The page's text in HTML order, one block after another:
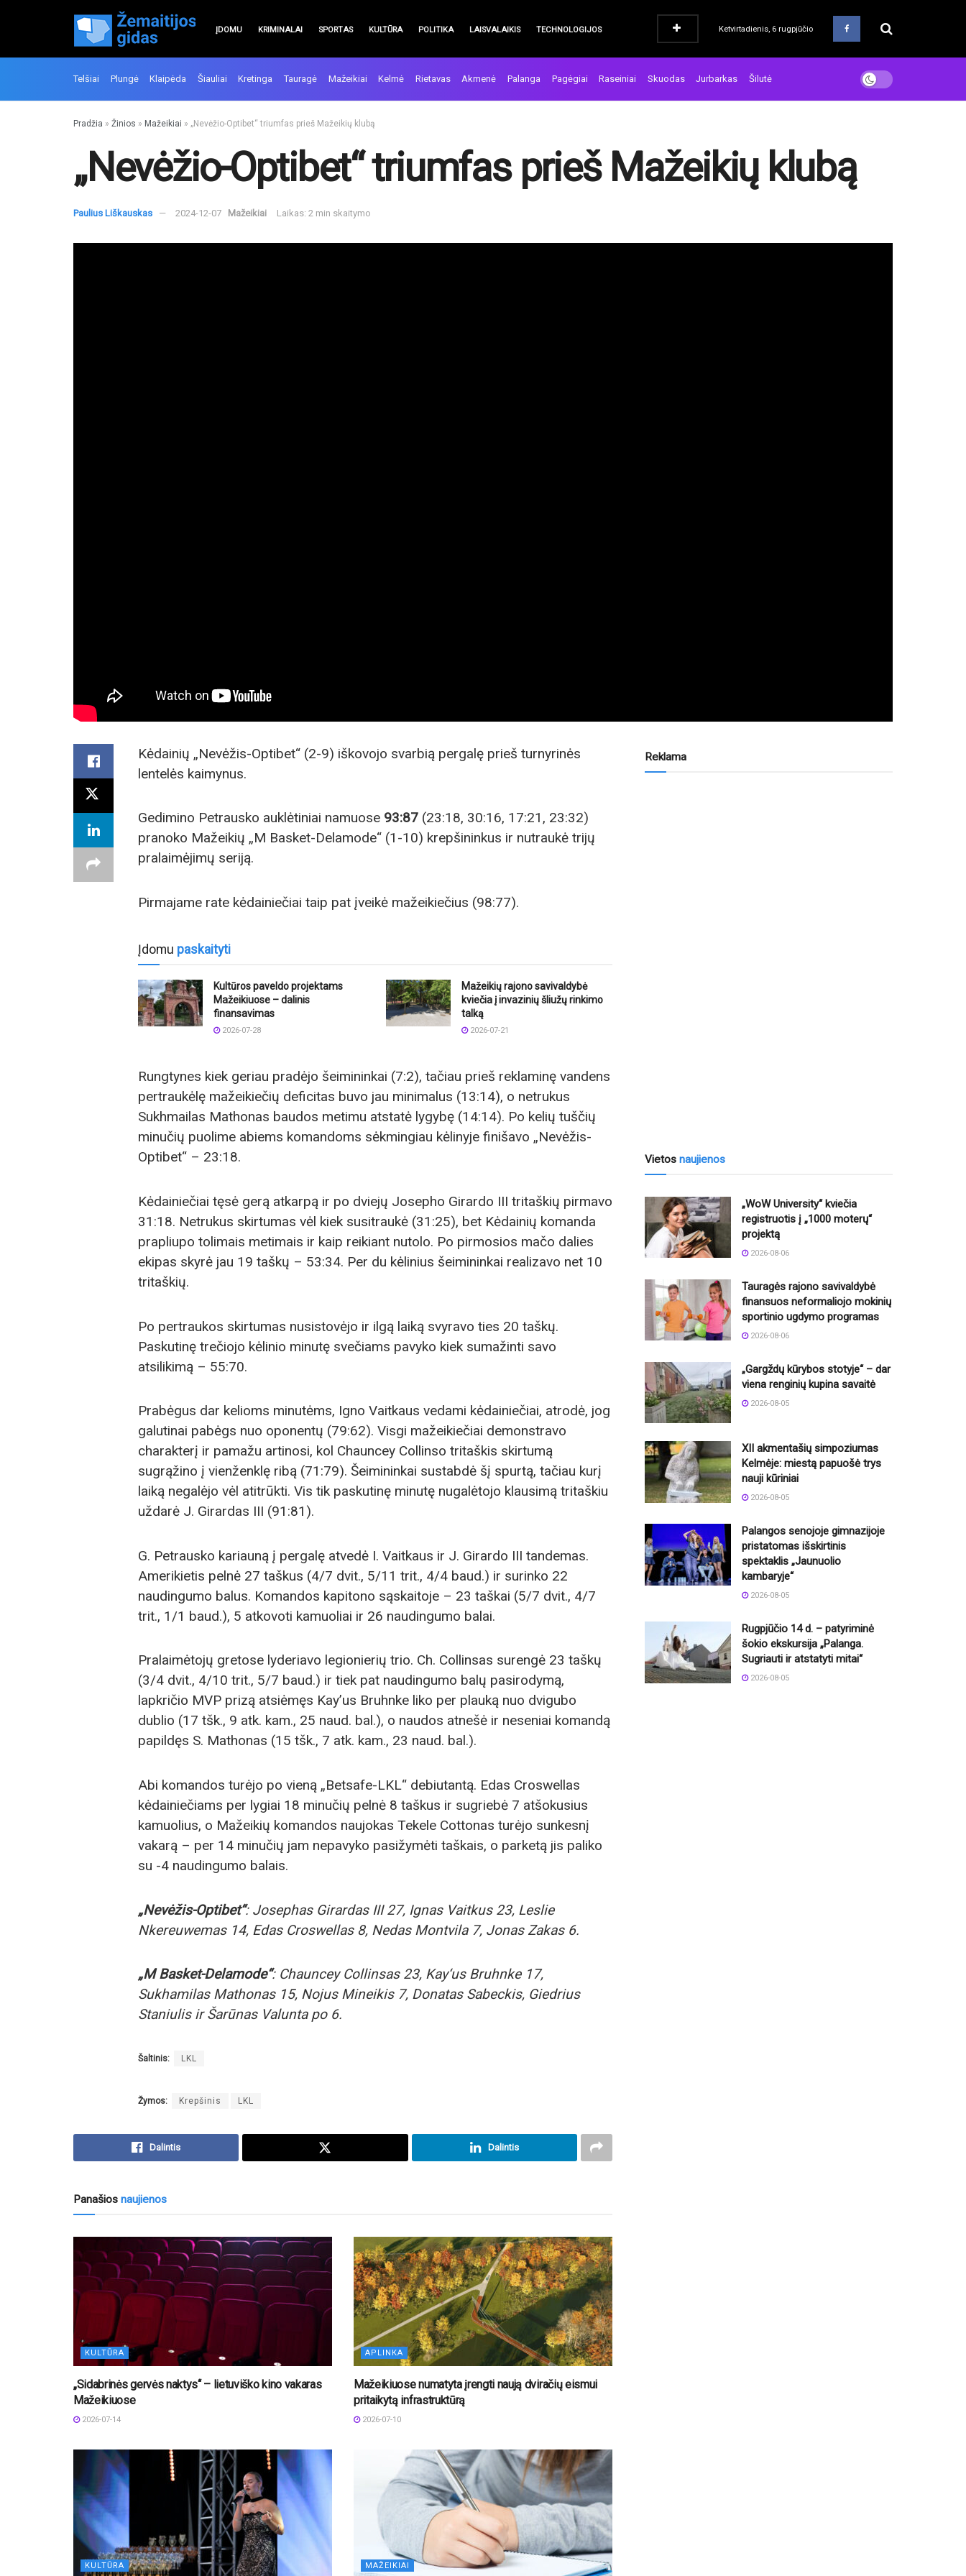
ĮDOMU KRIMINALAI SPORTAS KULTŪRA POLITIKA LAISVALAIKIS TECHNOLOGIJOS Ketvirtadienis, 6 rugpjūčio
Telšiai Plungė Klaipėda Šiauliai Kretinga Tauragė Mažeikiai Kelmė Rietavas Akmenė Palanga Pagėgiai Raseiniai Skuodas Jurbarkas Šilutė
Pradžia » Žinios » Mažeikiai » „Nevėžio-Optibet“ triumfas prieš Mažeikių klubą
„Nevėžio-Optibet“ triumfas prieš Mažeikių klubą
Paulius Liškauskas 2024-12-07 Mažeikiai Laikas: 2 min skaitymo
Kėdainių „Nevėžis-Optibet“ (2-9) iškovojo svarbią pergalę prieš turnyrinės
lentelės kaimynus.
Gedimino Petrausko auklėtiniai namuose 93:87 (23:18, 30:16, 17:21, 23:32)
pranoko Mažeikių „M Basket-Delamode“ (1-10) krepšininkus ir nutraukė trijų
pralaimėjimų seriją.
Pirmajame rate kėdainiečiai taip pat įveikė mažeikiečius (98:77).
Įdomu paskaityti
Kultūros paveldo projektams
Mažeikiuose – dalinis
finansavimas
2026-07-28
Mažeikių rajono savivaldybė
kviečia į invazinių šliužų rinkimo
talką
2026-07-21
Rungtynes kiek geriau pradėjo šeimininkai (7:2), tačiau prieš reklaminę vandens
pertraukėlę mažeikiečių deficitas buvo jau minimalus (13:14), o netrukus
Sukhmailas Mathonas baudos metimu atstatė lygybę (14:14). Po kelių tuščių
minučių puolime abiems komandoms sėkmingiau kėlinyje finišavo „Nevėžis-
Optibet“ – 23:18.
Kėdainiečiai tęsė gerą atkarpą ir po dviejų Josepho Girardo III tritaškių pirmavo
31:18. Netrukus skirtumas vėl kiek susitraukė (31:25), bet Kėdainių komanda
prapliupo tolimais metimais ir kaip reikiant nutolo. Po pirmosios mačo dalies
ekipas skyrė jau 19 taškų – 53:34. Per du kėlinius šeimininkai realizavo net 10
tritaškių.
Po pertraukos skirtumas nusistovėjo ir ilgą laiką svyravo ties 20 taškų.
Paskutinę trečiojo kėlinio minutę svečiams pavyko kiek sumažinti savo
atsilikimą – 55:70.
Prabėgus dar kelioms minutėms, Igno Vaitkaus vedami kėdainiečiai, atrodė, jog
galutinai pabėgs nuo oponentų (79:62). Visgi mažeikiečiai demonstravo
charakterį ir pamažu artinosi, kol Chauncey Collinso tritaškis skirtumą
sugrąžino į vienženklę ribą (71:79). Šeimininkai sustabdė šį spurtą, tačiau kurį
laiką negalėjo vėl atitrūkti. Vis tik paskutinę minutę nugalėtojo klausimą tritaškiu
uždarė J. Girardas III (91:81).
G. Petrausko kariauną į pergalę atvedė I. Vaitkaus ir J. Girardo III tandemas.
Amerikietis pelnė 27 taškus (4/7 dvit., 5/11 trit., 4/4 baud.) ir surinko 22
naudingumo balus. Komandos kapitono sąskaitoje – 23 taškai (5/7 dvit., 4/7
trit., 1/1 baud.), 5 atkovoti kamuoliai ir 26 naudingumo balai.
Pralaimėtojų gretose lyderiavo legionierių trio. Ch. Collinsas surengė 23 taškų
(3/4 dvit., 4/10 trit., 5/7 baud.) ir tiek pat naudingumo balų pasirodymą,
lapkričio MVP prizą atsiėmęs Kay’us Bruhnke liko per plauką nuo dvigubo
dublio (17 tšk., 9 atk. kam., 25 naud. bal.), o naudos atnešė ir neseniai komandą
papildęs S. Mathonas (15 tšk., 7 atk. kam., 23 naud. bal.).
Abi komandos turėjo po vieną „Betsafe-LKL“ debiutantą. Edas Croswellas
kėdainiečiams per lygiai 18 minučių pelnė 8 taškus ir sugriebė 7 atšokusius
kamuolius, o Mažeikių komandos naujokas Tekele Cottonas turėjo sunkesnį
vakarą – per 14 minučių jam nepavyko pasižymėti taškais, o parketą jis paliko
su -4 naudingumo balais.
„Nevėžis-Optibet“: Josephas Girardas III 27, Ignas Vaitkus 23, Leslie
Nkereuwemas 14, Edas Croswellas 8, Nedas Montvila 7, Jonas Zakas 6.
„M Basket-Delamode“: Chauncey Collinsas 23, Kay‘us Bruhnke 17,
Sukhamilas Mathonas 15, Nojus Mineikis 7, Donatas Sabeckis, Giedrius
Staniulis ir Šarūnas Valunta po 6.
Šaltinis: LKL
Žymos: Krepšinis LKL
Dalintis Dalintis
Panašios naujienos
KULTŪRA
„Sidabrinės gervės naktys“ – lietuviško kino vakaras
Mažeikiuose
2026-07-14
APLINKA
Mažeikiuose numatyta įrengti naują dviračių eismui
pritaikytą infrastruktūrą
2026-07-10
KULTŪRA MAŽEIKIAI
Reklama
Vietos naujienos
„WoW University“ kviečia
registruotis į „1000 moterų“
projektą
2026-08-06
Tauragės rajono savivaldybė
finansuos neformaliojo mokinių
sportinio ugdymo programas
2026-08-06
„Gargždų kūrybos stotyje“ – dar
viena renginių kupina savaitė
2026-08-05
XII akmentašių simpoziumas
Kelmėje: miestą papuošė trys
nauji kūriniai
2026-08-05
Palangos senojoje gimnazijoje
pristatomas išskirtinis
spektaklis „Jaunuolio
kambaryje“
2026-08-05
Rugpjūčio 14 d. – patyriminė
šokio ekskursija „Palanga.
Sugriauti ir atstatyti mitai“
2026-08-05